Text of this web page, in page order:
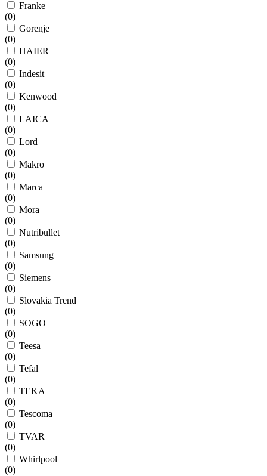
Franke
(0)
Gorenje
(0)
HAIER
(0)
Indesit
(0)
Kenwood
(0)
LAICA
(0)
Lord
(0)
Makro
(0)
Marca
(0)
Mora
(0)
Nutribullet
(0)
Samsung
(0)
Siemens
(0)
Slovakia Trend
(0)
SOGO
(0)
Teesa
(0)
Tefal
(0)
TEKA
(0)
Tescoma
(0)
TVAR
(0)
Whirlpool
(0)